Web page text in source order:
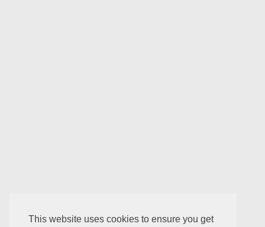
This website uses cookies to ensure you get